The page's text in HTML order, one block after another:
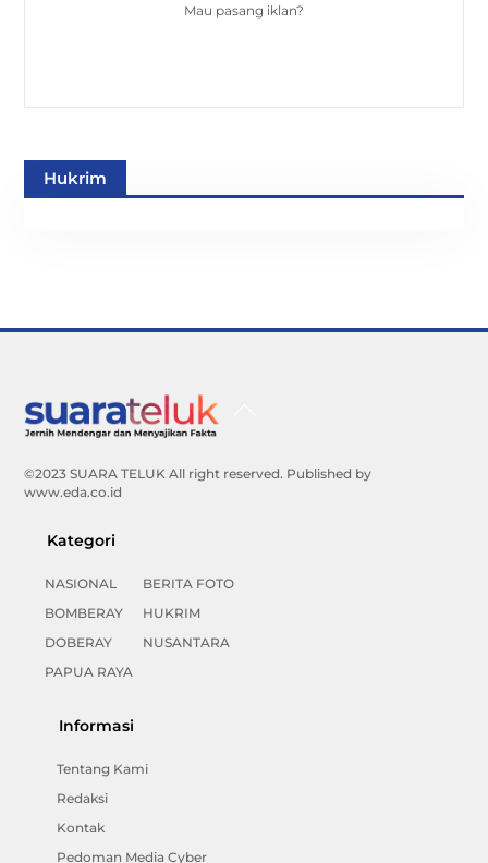
Mau pasang iklan?
Hukrim
©2023 SUARA TELUK All right reserved. Published by
www.eda.co.id
Kategori
NASIONAL
BOMBERAY
DOBERAY
PAPUA RAYA
BERITA FOTO
HUKRIM
NUSANTARA
Informasi
Tentang Kami
Redaksi
Kontak
Pedoman Media Cyber